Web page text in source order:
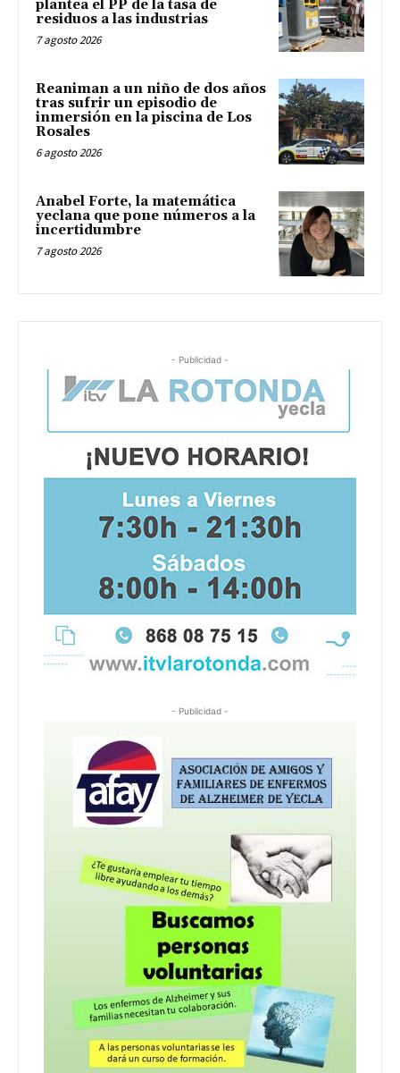
plantea el PP de la tasa de
residuos a las industrias
7 agosto 2026
Reaniman a un niño de dos años
tras sufrir un episodio de
inmersión en la piscina de Los
Rosales
6 agosto 2026
Anabel Forte, la matemática
yeclana que pone números a la
incertidumbre
7 agosto 2026
- Publicidad -
- Publicidad -